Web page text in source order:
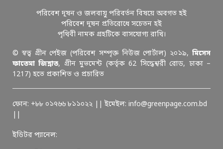
পরিবেশ দূষন ও জলবায়ু পরিবর্তন বিষয়ে অবগত হই
পরিবেশ দূষন প্রতিরোধে সচেতন হই
পৃথিবী নামক গ্রহটিকে বাসযোগ্য রাখি।
© স্বত্ব গ্রীন পেইজ (পরিবেশ সম্পৃক্ত নিউজ পোর্টাল) ২০১৯, মিসেস
ফাতেমা জিন্নাত, গ্রীন মুভমেন্ট (কর্তৃক 62 সিদ্ধেশ্বরী রোড, ঢাকা –
1217) হতে প্রকাশিত ও প্রচারিত
ফোন: +৮৮ ০১৭৬৬ ৮১১০২২ || ইমেইল: info@greenpage.com.bd
ইডিটর প্যানেল: